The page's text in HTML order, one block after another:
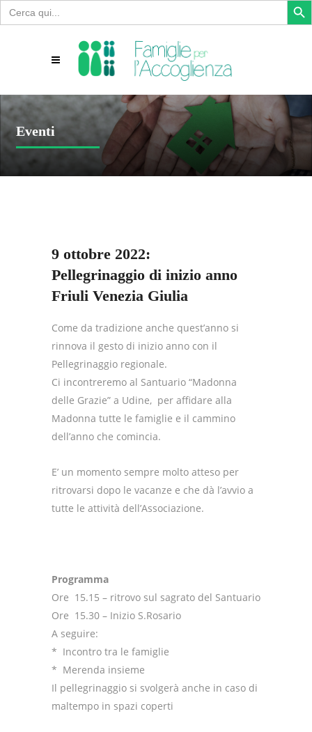
Search
for:
Eventi
9 ottobre 2022:
Pellegrinaggio di inizio anno
Friuli Venezia Giulia
Come da tradizione anche quest’anno si
rinnova il gesto di inizio anno con il
Pellegrinaggio regionale.
Ci incontreremo al Santuario “Madonna
delle Grazie” a Udine, per affidare alla
Madonna tutte le famiglie e il cammino
dell’anno che comincia.
E’ un momento sempre molto atteso per
ritrovarsi dopo le vacanze e che dà l’avvio a
tutte le attività dell’Associazione.
Programma
Ore 15.15 – ritrovo sul sagrato del Santuario
Ore 15.30 – Inizio S.Rosario
A seguire:
* Incontro tra le famiglie
* Merenda insieme
Il pellegrinaggio si svolgerà anche in caso di
maltempo in spazi coperti